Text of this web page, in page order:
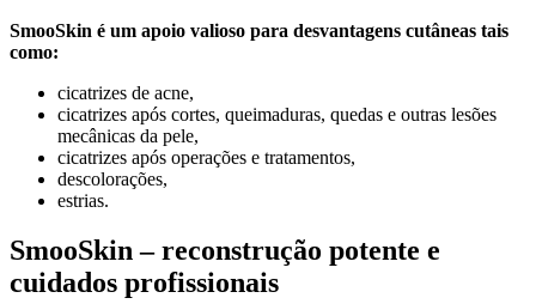
SmooSkin é um apoio valioso para desvantagens cutâneas tais
como:
cicatrizes de acne,
cicatrizes após cortes, queimaduras, quedas e outras lesões
mecânicas da pele,
cicatrizes após operações e tratamentos,
descolorações,
estrias.
SmooSkin – reconstrução potente e
cuidados profissionais